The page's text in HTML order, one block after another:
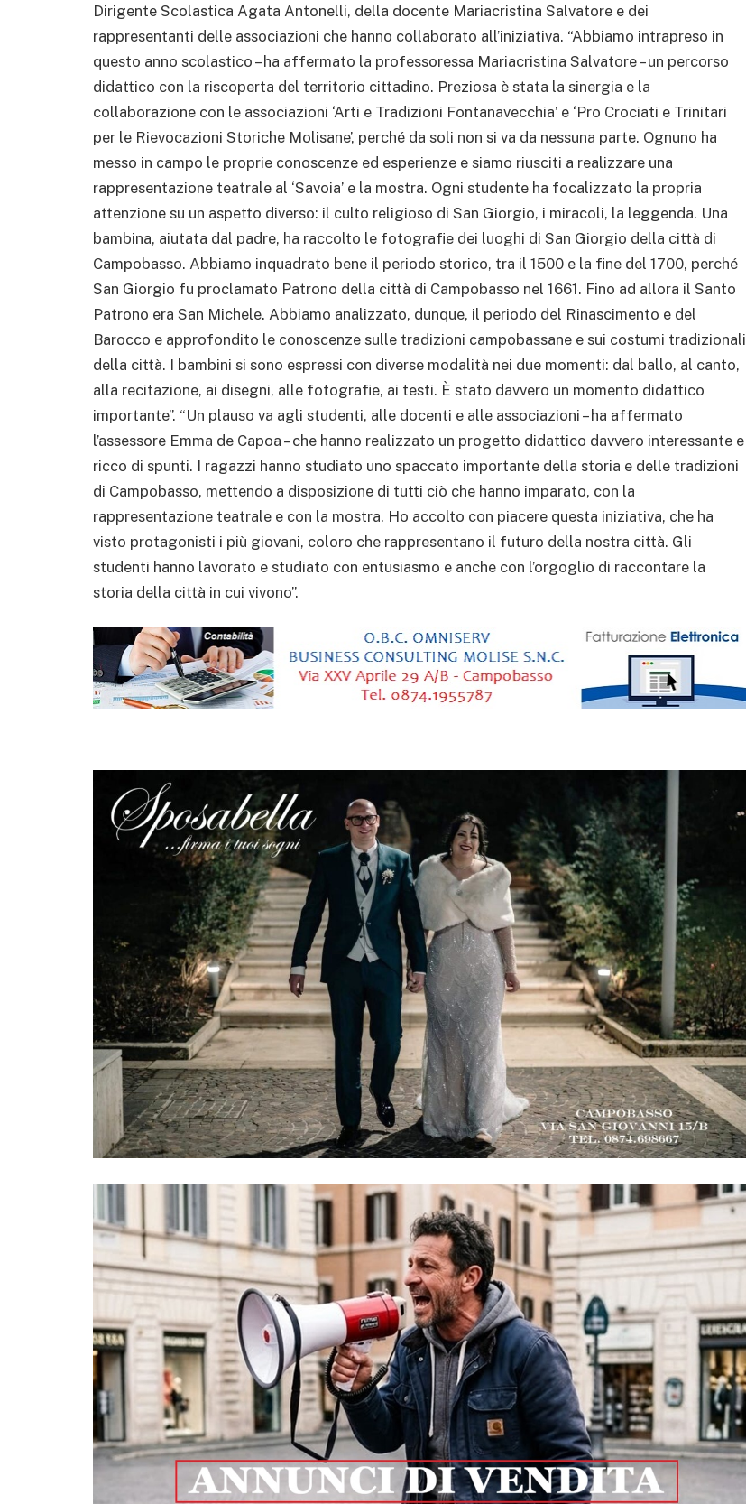
Dirigente Scolastica Agata Antonelli, della docente Mariacristina Salvatore e dei
rappresentanti delle associazioni che hanno collaborato all’iniziativa. “Abbiamo intrapreso in
questo anno scolastico – ha affermato la professoressa Mariacristina Salvatore – un percorso
didattico con la riscoperta del territorio cittadino. Preziosa è stata la sinergia e la
collaborazione con le associazioni ‘Arti e Tradizioni Fontanavecchia’ e ‘Pro Crociati e Trinitari
per le Rievocazioni Storiche Molisane’, perché da soli non si va da nessuna parte. Ognuno ha
messo in campo le proprie conoscenze ed esperienze e siamo riusciti a realizzare una
rappresentazione teatrale al ‘Savoia’ e la mostra. Ogni studente ha focalizzato la propria
attenzione su un aspetto diverso: il culto religioso di San Giorgio, i miracoli, la leggenda. Una
bambina, aiutata dal padre, ha raccolto le fotografie dei luoghi di San Giorgio della città di
Campobasso. Abbiamo inquadrato bene il periodo storico, tra il 1500 e la fine del 1700, perché
San Giorgio fu proclamato Patrono della città di Campobasso nel 1661. Fino ad allora il Santo
Patrono era San Michele. Abbiamo analizzato, dunque, il periodo del Rinascimento e del
Barocco e approfondito le conoscenze sulle tradizioni campobassane e sui costumi tradizionali
della città. I bambini si sono espressi con diverse modalità nei due momenti: dal ballo, al canto,
alla recitazione, ai disegni, alle fotografie, ai testi. È stato davvero un momento didattico
importante”. “Un plauso va agli studenti, alle docenti e alle associazioni – ha affermato
l’assessore Emma de Capoa – che hanno realizzato un progetto didattico davvero interessante e
ricco di spunti. I ragazzi hanno studiato uno spaccato importante della storia e delle tradizioni
di Campobasso, mettendo a disposizione di tutti ciò che hanno imparato, con la
rappresentazione teatrale e con la mostra. Ho accolto con piacere questa iniziativa, che ha
visto protagonisti i più giovani, coloro che rappresentano il futuro della nostra città. Gli
studenti hanno lavorato e studiato con entusiasmo e anche con l’orgoglio di raccontare la
storia della città in cui vivono”.